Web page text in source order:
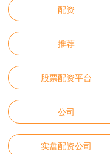
配资
推荐
股票配资平台
公司
实盘配资公司